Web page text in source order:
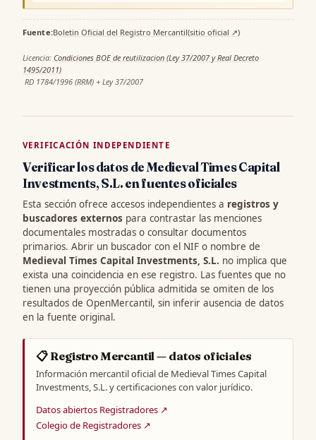
Fuente:Boletin Oficial del Registro Mercantil(sitio oficial ↗)·
Licencia: Condiciones BOE de reutilizacion (Ley 37/2007 y Real Decreto
1495/2011)
·RD 1784/1996 (RRM) + Ley 37/2007
VERIFICACIÓN INDEPENDIENTE
Verificar los datos de Medieval Times Capital
Investments, S.L. en fuentes oficiales
Esta sección ofrece accesos independientes a registros y
buscadores externos para contrastar las menciones
documentales mostradas o consultar documentos
primarios. Abrir un buscador con el NIF o nombre de
Medieval Times Capital Investments, S.L. no implica que
exista una coincidencia en ese registro. Las fuentes que no
tienen una proyección pública admitida se omiten de los
resultados de OpenMercantil, sin inferir ausencia de datos
en la fuente original.
📋 Registro Mercantil — datos oficiales
Información mercantil oficial de Medieval Times Capital
Investments, S.L. y certificaciones con valor jurídico.
Datos abiertos Registradores ↗
Colegio de Registradores ↗